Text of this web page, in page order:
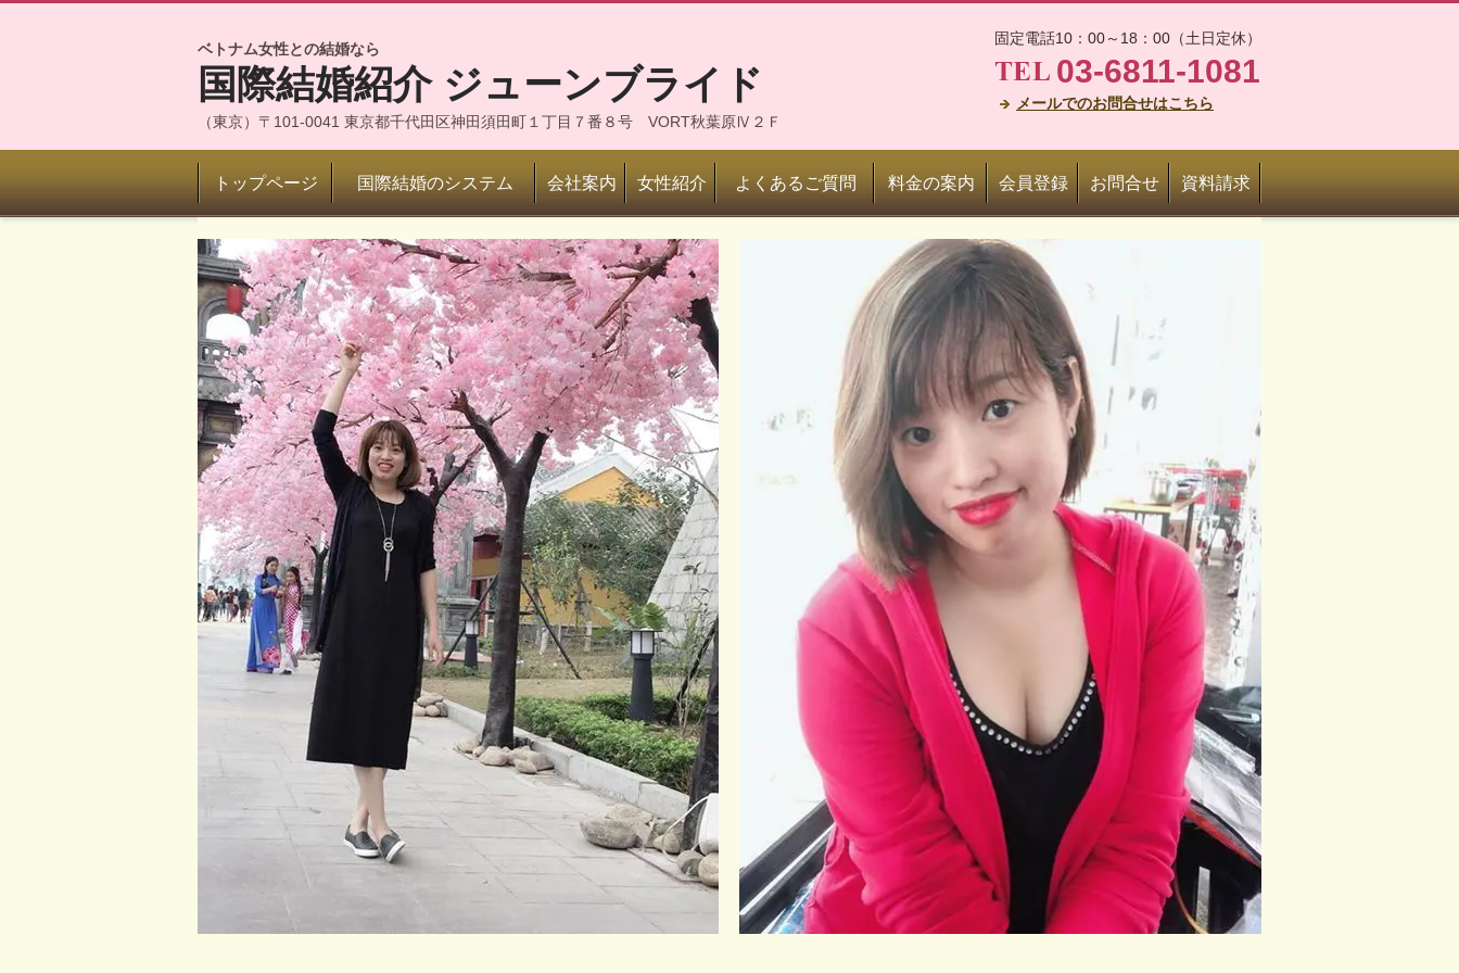
ベトナム女性との結婚なら
国際結婚紹介 ジューンブライド
（東京）〒101-0041 東京都千代田区神田須田町１丁目７番８号 VORT秋葉原Ⅳ２Ｆ
固定電話10：00～18：00（土日定休）
03-6811-1081
メールでのお問合せはこちら
トップページ 国際結婚のシステム 会社案内 女性紹介 よくあるご質問 料金の案内 会員登録 お問合せ 資料請求